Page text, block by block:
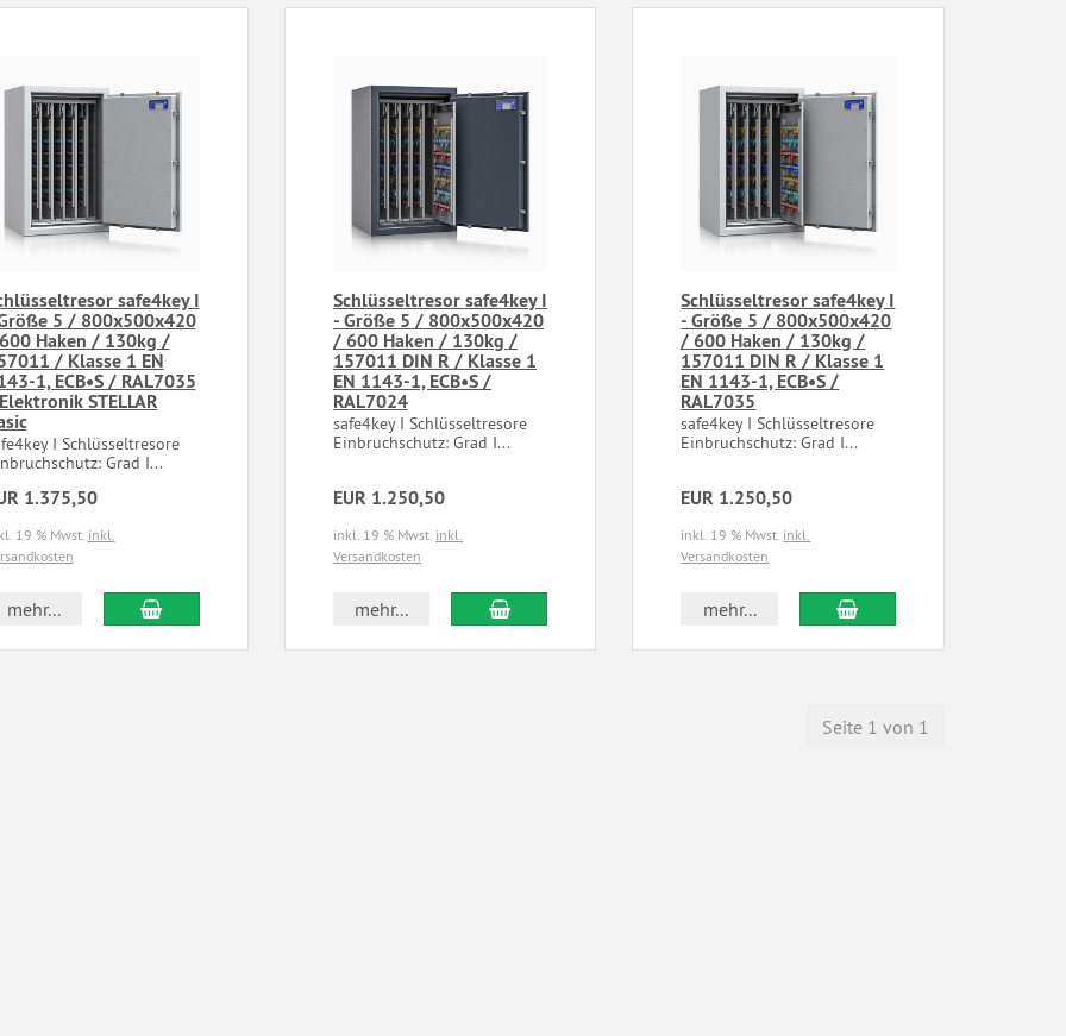
safe4key I
5 / 800x500x420
Haken / 130kg /
/ Klasse 1 EN
1, ECB•S / RAL7035
STELLAR
I Schlüsseltresore
Grad I...
1.375,50
19 % Mwst. inkl.
mehr...
Schlüsseltresor safe4key I
- Größe 5 / 800x500x420
/ 600 Haken / 130kg /
157011 DIN R / Klasse 1
EN 1143-1, ECB•S /
RAL7024
safe4key I Schlüsseltresore
Einbruchschutz: Grad I...
EUR 1.250,50
inkl. 19 % Mwst. inkl.
Versandkosten
mehr...
Schlüsseltresor safe4key I
- Größe 5 / 800x500x420
/ 600 Haken / 130kg /
157011 DIN R / Klasse 1
EN 1143-1, ECB•S /
RAL7035
safe4key I Schlüsseltresore
Einbruchschutz: Grad I...
EUR 1.250,50
inkl. 19 % Mwst. inkl.
Versandkosten
mehr...
Seite 1 von 1